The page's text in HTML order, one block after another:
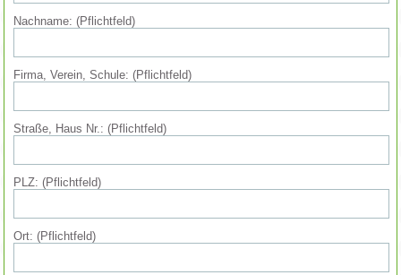
Nachname: (Pflichtfeld)
Firma, Verein, Schule: (Pflichtfeld)
Straße, Haus Nr.: (Pflichtfeld)
PLZ: (Pflichtfeld)
Ort: (Pflichtfeld)